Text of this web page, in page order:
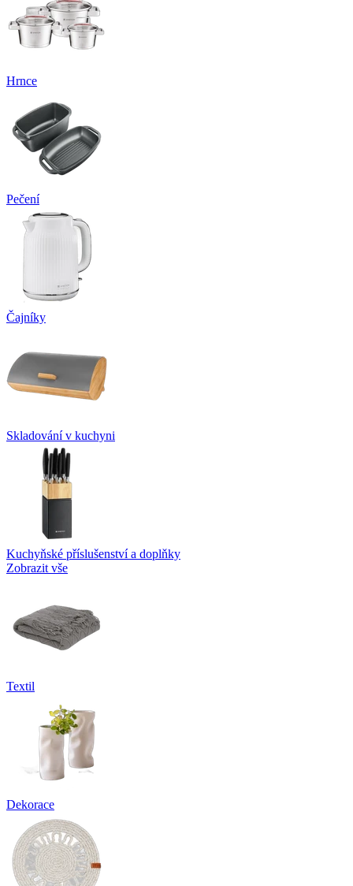
Hrnce
Pečení
Čajníky
Skladování v kuchyni
Kuchyňské příslušenství a doplňky
Zobrazit vše
Textil
Dekorace